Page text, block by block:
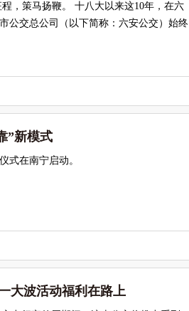
，策马扬鞭。 十八大以来这10年，在六
公交总公司（以下简称：六安公交）始终
”新模式
式在南宁启动。
大波活动福利在路上